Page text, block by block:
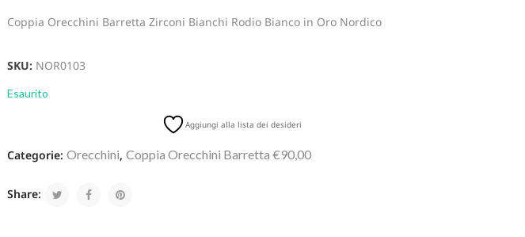
Coppia Orecchini Barretta Zirconi Bianchi Rodio Bianco in Oro Nordico
SKU: NOR0103
Esaurito
Aggiungi alla lista dei desideri
Categorie:Orecchini,Coppia Orecchini Barretta €90,00
Share: